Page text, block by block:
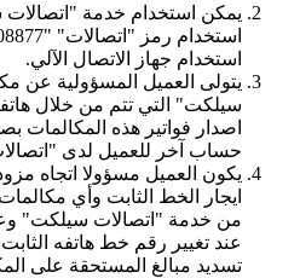
استخدام جهاز الاتصال الآلي.
يتولى العميل المسؤولية عن
سيلكت" التي تتم من خلال
اصدار فواتير هذه المكالمات
حساب آخر للعميل لدى
يكون العميل مسؤولا اتجاه
ايجار الخط الثابت وأي
من خدمة "اتصالات سيلكت"
عند تغيير رقم خط هاتفه
تسديد مبالغ المستحقة على